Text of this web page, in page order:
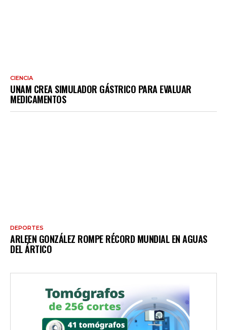
CIENCIA
UNAM CREA SIMULADOR GÁSTRICO PARA EVALUAR
MEDICAMENTOS
DEPORTES
ARLEEN GONZÁLEZ ROMPE RÉCORD MUNDIAL EN AGUAS
DEL ÁRTICO